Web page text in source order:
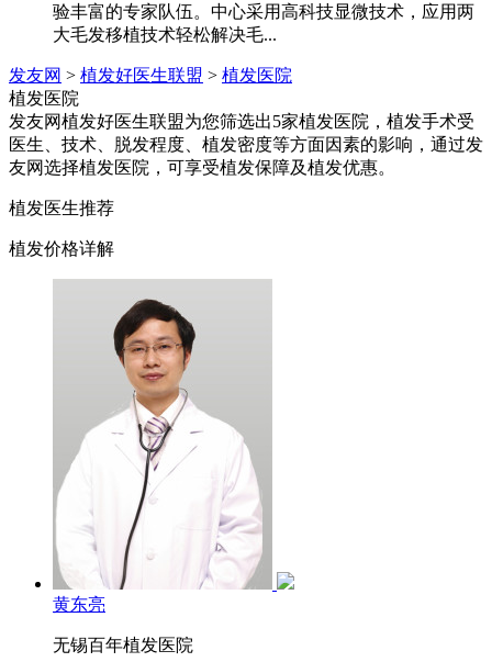
验丰富的专家队伍。中心采用高科技显微技术，应用两
大毛发移植技术轻松解决毛...
发友网 > 植发好医生联盟 > 植发医院
植发医院
发友网植发好医生联盟为您筛选出5家植发医院，植发手术受
医生、技术、脱发程度、植发密度等方面因素的影响，通过发
友网选择植发医院，可享受植发保障及植发优惠。
植发医生推荐
植发价格详解
黄东亮
无锡百年植发医院